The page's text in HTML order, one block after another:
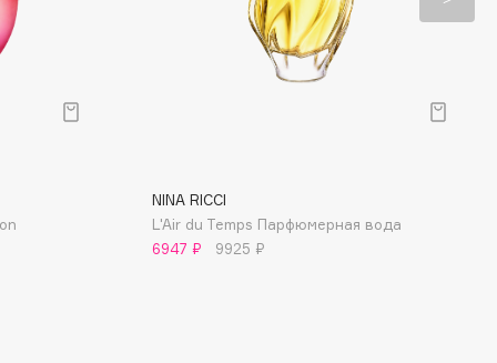
NINA RICCI
L'Air du Temps Парфюмерная вода
6947 ₽
9925 ₽